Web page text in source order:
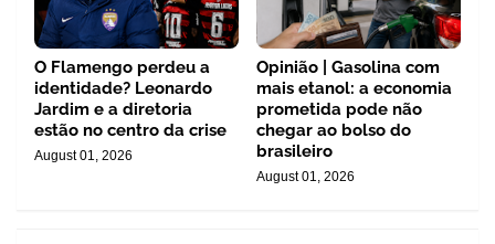
O Flamengo perdeu a
identidade? Leonardo
Jardim e a diretoria
estão no centro da crise
August 01, 2026
Opinião | Gasolina com
mais etanol: a economia
prometida pode não
chegar ao bolso do
brasileiro
August 01, 2026